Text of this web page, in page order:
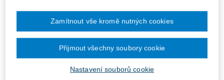
Vložit do košíku
Zakladni_vzdelavani_prakticky_UKAZKA
Nastavení souborů cookie
Zamítnout vše kromě nutných cookies
Přijmout všechny soubory cookie